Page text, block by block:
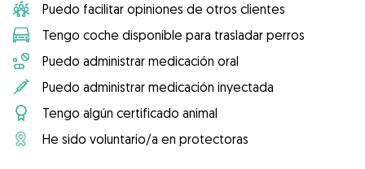
Puedo facilitar opiniones de otros clientes
Tengo coche disponible para trasladar perros
Puedo administrar medicación oral
Puedo administrar medicación inyectada
Tengo algún certificado animal
He sido voluntario/a en protectoras